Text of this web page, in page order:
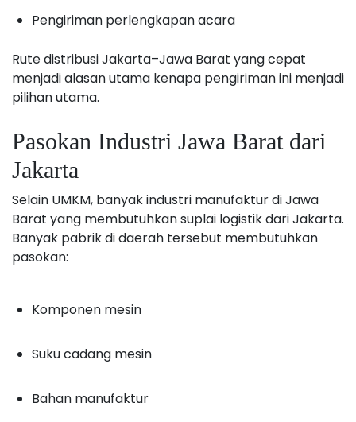
Pengiriman perlengkapan acara
Rute distribusi Jakarta–Jawa Barat yang cepat
menjadi alasan utama kenapa pengiriman ini menjadi
pilihan utama.
Pasokan Industri Jawa Barat dari
Jakarta
Selain UMKM, banyak industri manufaktur di Jawa
Barat yang membutuhkan suplai logistik dari Jakarta.
Banyak pabrik di daerah tersebut membutuhkan
pasokan:
Komponen mesin
Suku cadang mesin
Bahan manufaktur